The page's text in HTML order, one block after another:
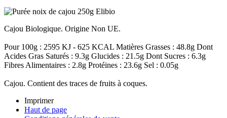
Cajou Biologique. Origine Non UE.
Pour 100g : 2595 KJ - 625 KCAL Matières Grasses : 48.8g Dont
Acides Gras Saturés : 9.3g Glucides : 21.5g Dont Sucres : 6.3g
Fibres Alimentaires : 2.8g Protéines : 23.6g Sel : 0.05g
Cajou. Contient des traces de fruits à coques.
Imprimer
Haut de page